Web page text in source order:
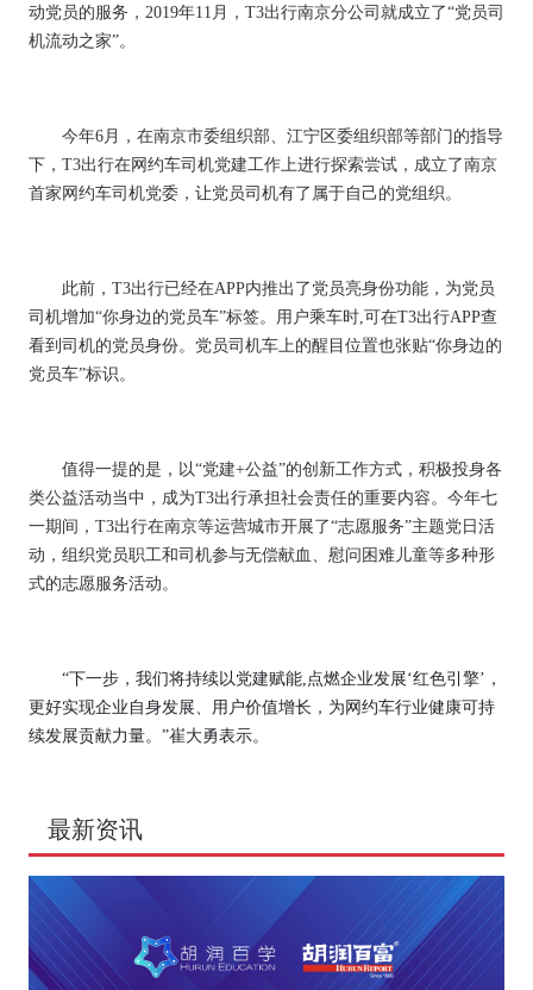
动党员的服务，2019年11月，T3出行南京分公司 就成立了“党员司
机流动之家”。
今年6月，在南京市委组织部、江宁区委组织部等部门的指导
下， T3出行在网约车司机党建工作上进行探索尝试 ，成立了南京
首家网约车司机党委，让党员司机有了属于自己的党组织。
此前， T3出行已经在APP内推出了党员亮身份功能，为党员
司机增加“你身边的党员车”标签。用户乘车时,可在T3出行APP查
看到司机的党员身份。党员司机车上的醒目位置也张贴“你身边的
党员车”标识。
值得一提的是，以“党建+公益”的创新工作方式，积极投身各
类公益活动当中， 成为T3出行承担社会责任的重要内容。 今年七
一期间， T3出行在南京等运营城市开展了“志愿服务”主题党日活
动，组织党员职工和司机参与无偿献血、慰问困难儿童等多种形
式的志愿服务活动。
“下一步，我们将持续以党建赋能,点燃企业发展‘红色引擎’，
更好实现企业自身发展、用户价值增长，为网约车行业健康可持
续发展贡献力量。”崔大勇表示。
最新资讯